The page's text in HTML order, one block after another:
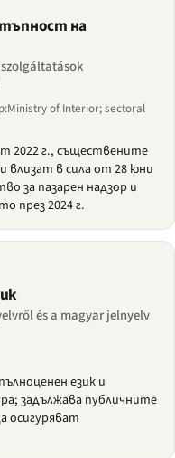
на
szolgáltatások
of Interior; sectoral
2022 г., съществените
влизат в сила от 28 юни
за пазарен надзор и
през 2024 г.
és a magyar jelnyelv
език и
задължава публичните
осигуряват